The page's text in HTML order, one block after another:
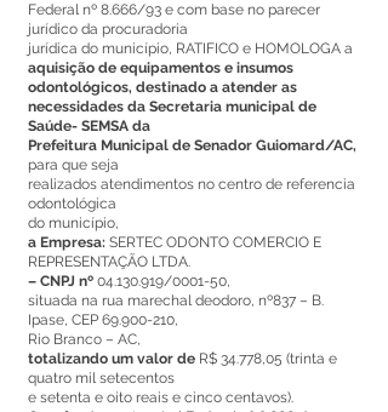
Federal nº 8.666/93 e com base no parecer
jurídico da procuradoria
jurídica do município, RATIFICO e HOMOLOGA a
aquisição de equipamentos e insumos
odontológicos, destinado a atender as
necessidades da Secretaria municipal de
Saúde- SEMSA da
Prefeitura Municipal de Senador Guiomard/AC,
para que seja
realizados atendimentos no centro de referencia
odontológica
do município,
a Empresa: SERTEC ODONTO COMERCIO E
REPRESENTAÇÃO LTDA.
– CNPJ nº 04.130.919/0001-50,
situada na rua marechal deodoro, nº837 – B.
Ipase, CEP 69.900-210,
Rio Branco – AC,
totalizando um valor de R$ 34.778,05 (trinta e
quatro mil setecentos
e setenta e oito reais e cinco centavos).